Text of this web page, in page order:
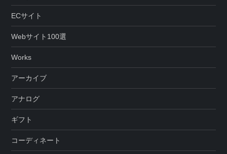
ECサイト
Webサイト100選
Works
アーカイブ
アナログ
ギフト
コーディネート